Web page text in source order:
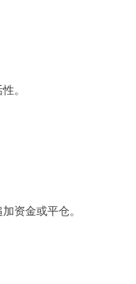
。
资金或平仓。